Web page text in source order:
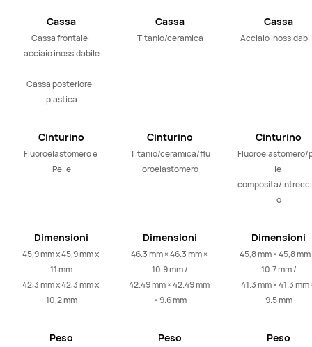
Cassa
dell’orologio
Cassa frontale:
acciaio inossidabile
Cassa posteriore:
plastica
Cinturino
Fluoroelastomero e
Pelle
Dimensioni
45,9 mm x 45,9 mm x
11 mm
42,3 mm x 42,3 mm x
10,2 mm
Peso
Cassa
dell’orologio
Titanio/ceramica
Cinturino
Titanio/ceramica/flu
oroelastomero
Dimensioni
46.3 mm × 46.3 mm ×
10.9 mm /
42.49 mm × 42.49 mm
× 9.6 mm
Peso
Cassa
dell’orologio
Acciaio
Cinturino
Fluoroelastomero/
le
composita/
o
Dimensioni
45,8 mm × 45,8 mm
10.7 mm /
41.3 mm × 41.3 mm
9.5 mm
Peso